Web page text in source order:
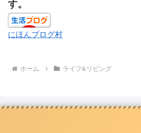
す。
にほんブログ村
ホーム ライフ&リビング